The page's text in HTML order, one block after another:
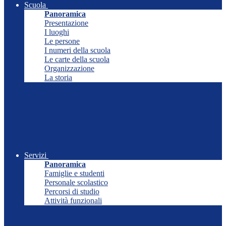
Scuola
Panoramica
Presentazione
I luoghi
Le persone
I numeri della scuola
Le carte della scuola
Organizzazione
La storia
Servizi
Panoramica
Famiglie e studenti
Personale scolastico
Percorsi di studio
Attività funzionali